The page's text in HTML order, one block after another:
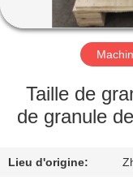
A
PROPOS
NOUS
D'USINE
Taille de
de granule
Lieu d'origine: